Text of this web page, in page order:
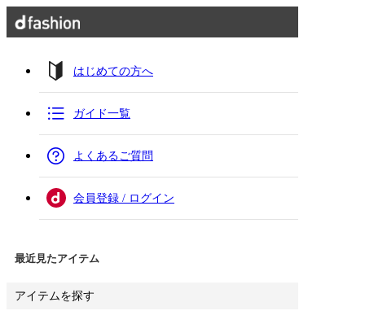
はじめての方へ
ガイド一覧
よくあるご質問
会員登録 / ログイン
最近見たアイテム
アイテムを探す